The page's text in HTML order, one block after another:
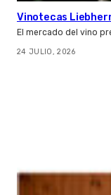
Vinotecas
El mercado del vino
24 JULIO, 2026